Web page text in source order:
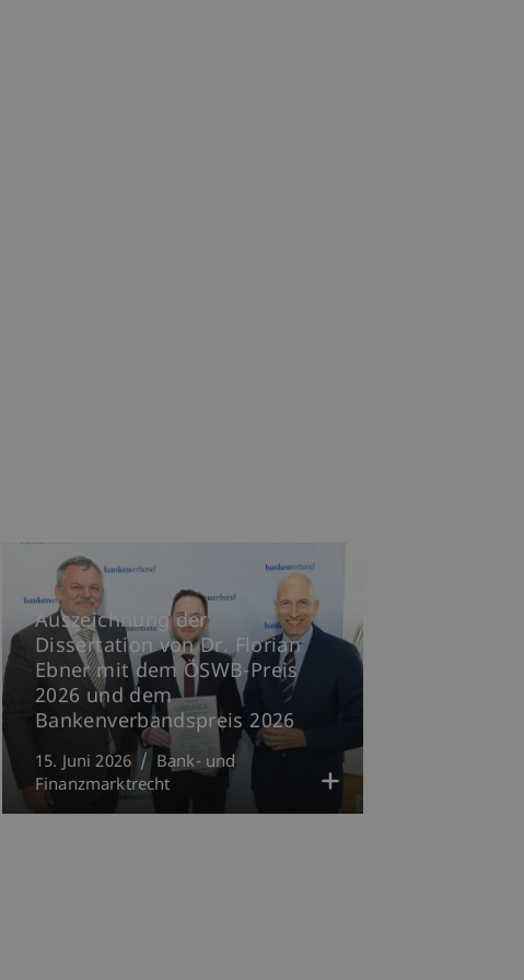
Auszeichnung der
Dissertation von Dr. Florian
Ebner mit dem ÖSWB-Preis
2026 und dem
Bankenverbandspreis 2026
15. Juni 2026
Bank- und
Finanzmarktrecht